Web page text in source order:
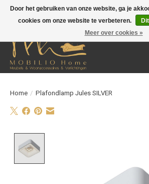
Home / Plafondlamp Jules SILVER
Door het gebruiken van onze website, ga je
cookies om onze website te verbeteren.
Meer over cookies »